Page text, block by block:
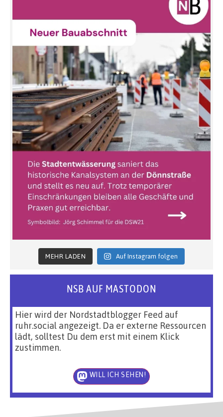
MEHR LADEN Auf Instagram folgen
NSB AUF MASTODON
Hier wird der Nordstadtblogger Feed auf
ruhr.social angezeigt. Da er externe Ressourcen
lädt, solltest Du dem erst mit einem Klick
zustimmen.
WILL ICH SEHEN!